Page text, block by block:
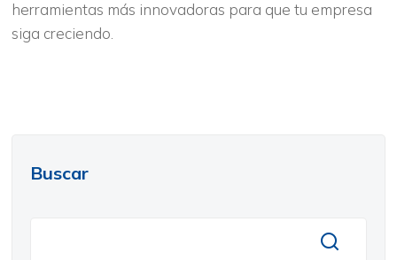
herramientas más innovadoras para que tu empresa
siga creciendo.
Buscar